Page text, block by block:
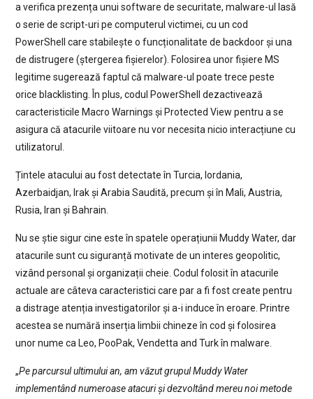
a verifica prezența unui software de securitate, malware-ul lasă
o serie de script-uri pe computerul victimei, cu un cod
PowerShell care stabilește o funcționalitate de backdoor și una
de distrugere (ștergerea fișierelor). Folosirea unor fișiere MS
legitime sugerează faptul că malware-ul poate trece peste
orice blacklisting. În plus, codul PowerShell dezactivează
caracteristicile Macro Warnings și Protected View pentru a se
asigura că atacurile viitoare nu vor necesita nicio interacțiune cu
utilizatorul.
Țintele atacului au fost detectate în Turcia, Iordania,
Azerbaidjan, Irak și Arabia Saudită, precum și în Mali, Austria,
Rusia, Iran și Bahrain.
Nu se știe sigur cine este în spatele operațiunii Muddy Water, dar
atacurile sunt cu siguranță motivate de un interes geopolitic,
vizând personal și organizații cheie. Codul folosit în atacurile
actuale are câteva caracteristici care par a fi fost create pentru
a distrage atenția investigatorilor și a-i induce în eroare. Printre
acestea se numără inserția limbii chineze în cod și folosirea
unor nume ca Leo, PooPak, Vendetta and Turk în malware.
„Pe parcursul ultimului an, am văzut grupul Muddy Water
implementând numeroase atacuri și dezvoltând mereu noi metode